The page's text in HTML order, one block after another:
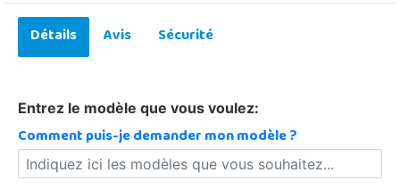
Détails Avis Sécurité
Entrez le modèle que vous voulez:
Comment puis-je demander mon modèle ?